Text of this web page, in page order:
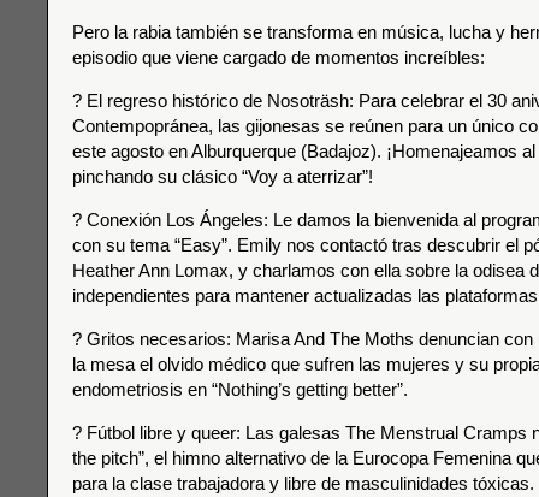
Pero la rabia también se transforma en música, lucha y
episodio que viene cargado de momentos increíbles:
? El regreso histórico de Nosoträsh: Para celebrar el 30
Contempopránea, las gijonesas se reúnen para un único
este agosto en Alburquerque (Badajoz). ¡Homenajeamos
pinchando su clásico “Voy a aterrizar”!
? Conexión Los Ángeles: Le damos la bienvenida al
con su tema “Easy”. Emily nos contactó tras descubrir el
Heather Ann Lomax, y charlamos con ella sobre la odisea
independientes para mantener actualizadas las
? Gritos necesarios: Marisa And The Moths denuncian con
la mesa el olvido médico que sufren las mujeres y su
endometriosis en “Nothing’s getting better”.
? Fútbol libre y queer: Las galesas The Menstrual Cramps
the pitch”, el himno alternativo de la Eurocopa Femenina
para la clase trabajadora y libre de masculinidades tóxicas.